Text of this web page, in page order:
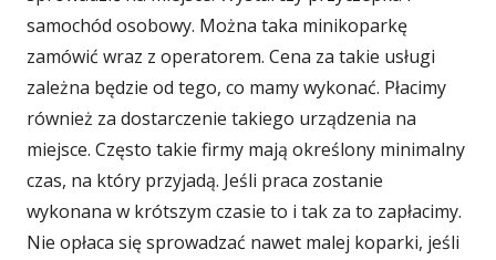
samochód osobowy. Można taka minikoparkę
zamówić wraz z operatorem. Cena za takie usługi
zależna będzie od tego, co mamy wykonać. Płacimy
również za dostarczenie takiego urządzenia na
miejsce. Często takie firmy mają określony minimalny
czas, na który przyjadą. Jeśli praca zostanie
wykonana w krótszym czasie to i tak za to zapłacimy.
Nie opłaca się sprowadzać nawet malej koparki, jeśli